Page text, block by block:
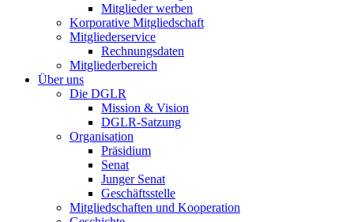
Mitglieder werben
Korporative Mitgliedschaft
Mitgliederservice
Rechnungsdaten
Mitgliederbereich
Über uns
Die DGLR
Mission & Vision
DGLR-Satzung
Organisation
Präsidium
Senat
Junger Senat
Geschäftsstelle
Mitgliedschaften und Kooperation